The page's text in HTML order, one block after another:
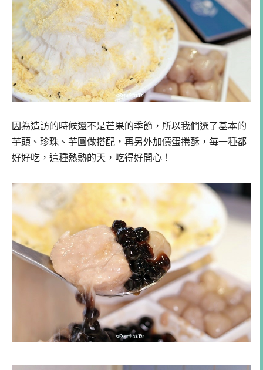
因為造訪的時候還不是芒果的季節，所以我們選了基本的
芋頭、珍珠、芋圓做搭配，再另外加價蛋捲酥，每一種都
好好吃，這種熱熱的天，吃得好開心！